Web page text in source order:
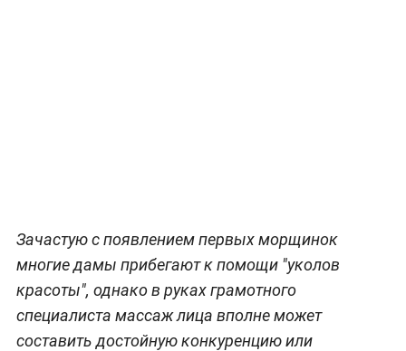
Зачастую с появлением первых морщинок
многие дамы прибегают к помощи "уколов
красоты", однако в руках грамотного
специалиста массаж лица вполне может
составить достойную конкуренцию или